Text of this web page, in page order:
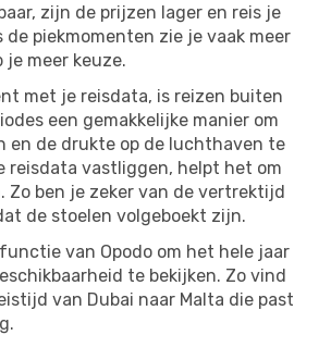
zijn de prijzen lager en reis je
piekmomenten zie je vaak meer
meer keuze.
met je reisdata, is reizen buiten
een gemakkelijke manier om
en de drukte op de luchthaven te
reisdata vastliggen, helpt het om
Zo ben je zeker van de vertrektijd
de stoelen volgeboekt zijn.
van Opodo om het hele jaar
te bekijken. Zo vind
van Dubai naar Malta die past